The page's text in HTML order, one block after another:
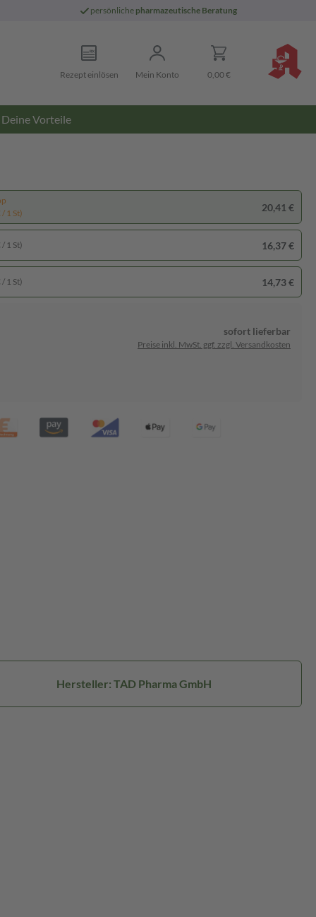
persönliche pharmazeutische Beratung
Rezept einlösen Mein Konto 0,00 €
Deine Vorteile
1 St)
20,41 €
1 St) 16,37 €
1 St) 14,73 €
sofort lieferbar
Preise inkl. MwSt. ggf. zzgl. Versandkosten
Hersteller: TAD Pharma GmbH